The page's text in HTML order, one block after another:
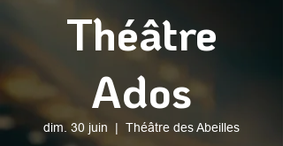
Théâtre
Ados
dim. 30 juin
  |
Théâtre des Abeilles